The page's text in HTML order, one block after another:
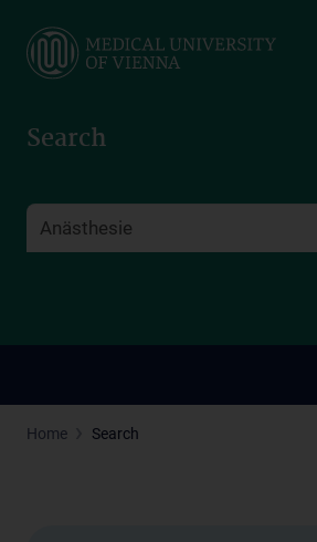
main
Search
Home Search